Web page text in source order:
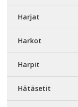
Harjat
Harkot
Harpit
Hätäsetit